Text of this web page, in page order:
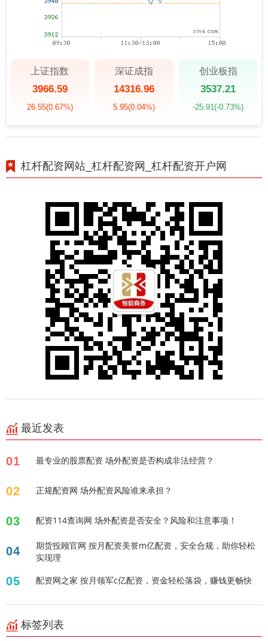
上证指数
3966.59
26.55(0.67%)
深证成指
14316.96
5.95(0.04%)
创业板指
3537.21
-25.91(-0.73%)
杠杆配资网站_杠杆配资网_杠杆配资开户网
最近发表
01 最专业的股票配资 场外配资是否构成非法经营？
02 正规配资网 场外配资风险谁来承担？
03 配资114查询网 场外配资是否安全？风险和注意事项！
04
期货投顾官网 按月配资美誉m亿配资，安全合规，助你轻松
实现理
05 配资网之家 按月领军c亿配资，资金轻松落袋，赚钱更畅快
标签列表